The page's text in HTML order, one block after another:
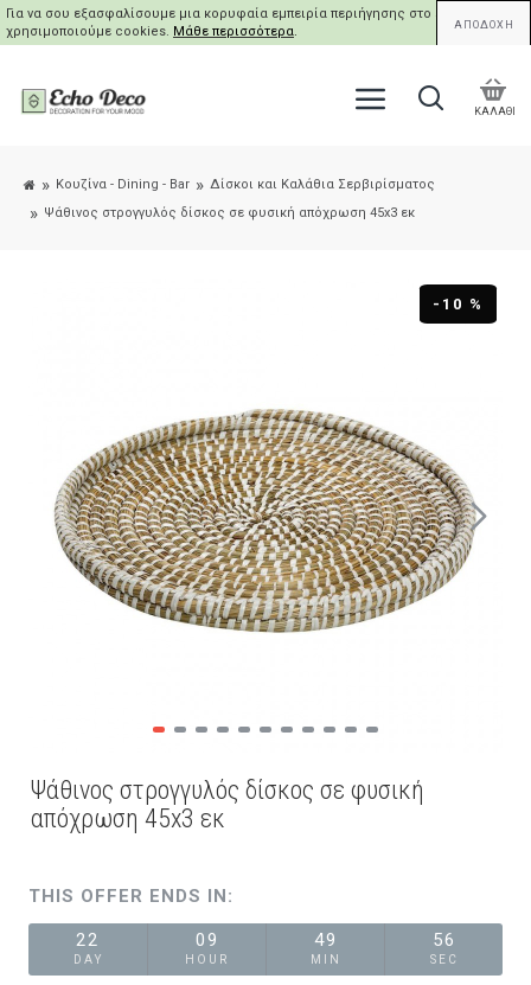
Για να σου εξασφαλίσουμε μια κορυφαία εμπειρία περιήγησης στο site μας,
χρησιμοποιούμε cookies. Μάθε περισσότερα. ΑΠΟΔΟΧΗ
ΚΑΛΑΘΙ
Κουζίνα - Dining - Bar
Δίσκοι και Καλάθια Σερβιρίσματος
Ψάθινος στρογγυλός δίσκος σε φυσική απόχρωση 45x3 εκ
-10 %
Ψάθινος στρογγυλός δίσκος σε φυσική
απόχρωση 45x3 εκ
THIS OFFER ENDS IN:
22
DAY
09
HOUR
49
MIN
56
SEC